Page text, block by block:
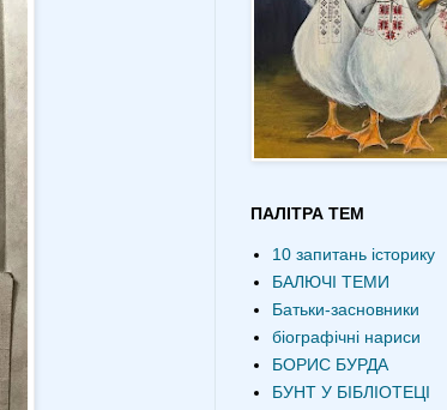
ПАЛІТРА ТЕМ
10 запитань історику
БАЛЮЧІ ТЕМИ
Батьки-засновники
біографічні нариси
БОРИС БУРДА
БУНТ У БІБЛІОТЕЦІ